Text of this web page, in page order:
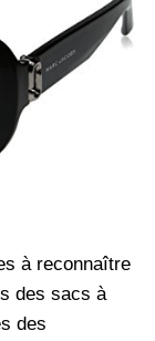
à reconnaître
des sacs à
des